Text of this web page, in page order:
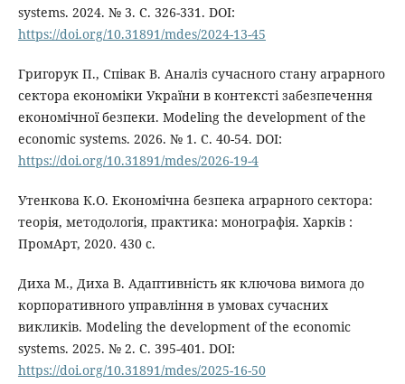
systems. 2024. № 3. С. 326-331. DOI:
https://doi.org/10.31891/mdes/2024-13-45
Григорук П., Співак В. Аналіз сучасного стану аграрного
сектора економіки України в контексті забезпечення
економічної безпеки. Modeling the development of the
economic systems. 2026. № 1. С. 40-54. DOI:
https://doi.org/10.31891/mdes/2026-19-4
Утенкова К.О. Економічна безпека аграрного сектора:
теорія, методологія, практика: монографія. Харків :
ПромАрт, 2020. 430 с.
Диха М., Диха В. Адаптивність як ключова вимога до
корпоративного управління в умовах сучасних
викликів. Modeling the development of the economic
systems. 2025. № 2. С. 395-401. DOI:
https://doi.org/10.31891/mdes/2025-16-50